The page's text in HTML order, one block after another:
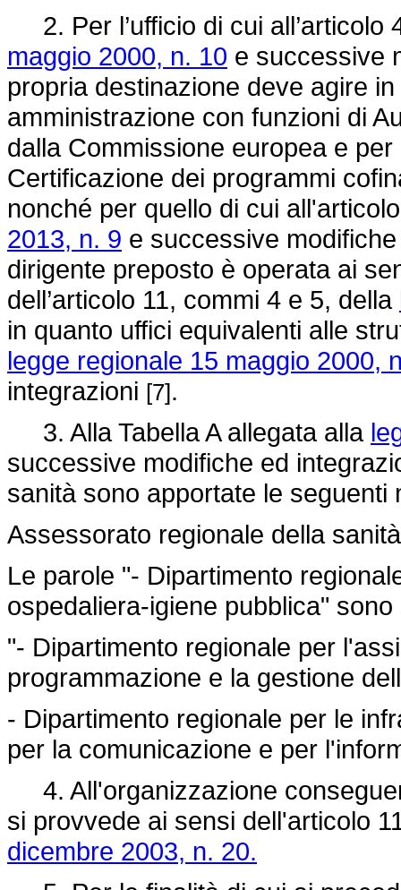
2. Per l’ufficio di cui all’articolo
maggio 2000, n. 10 e successive
propria destinazione deve agire
amministrazione con funzioni di
dalla Commissione europea e
Certificazione dei programmi
nonché per quello di cui
2013, n. 9 e successive
dirigente preposto è operata ai
dell’articolo 11, commi 4 e 5, della
in quanto uffici equivalenti alle
legge regionale 15 maggio 2000,
integrazioni [7].
3. Alla Tabella A allegata alla
successive modifiche ed
sanità sono apportate le seguenti
Assessorato regionale della sanità
Le parole "- Dipartimento
ospedaliera-igiene pubblica"
"- Dipartimento regionale per
programmazione e la gestione
- Dipartimento regionale per le
per la comunicazione e per
4. All'organizzazione
si provvede ai sensi dell'articolo
dicembre 2003, n. 20.